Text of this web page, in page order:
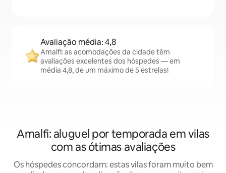
Avaliação média: 4,8
Amalfi: as acomodações da cidade têm
avaliações excelentes dos hóspedes — em
média 4,8, de um máximo de 5 estrelas!
Amalfi: aluguel por temporada em vilas
com as ótimas avaliações
Os hóspedes concordam: estas vilas foram muito bem